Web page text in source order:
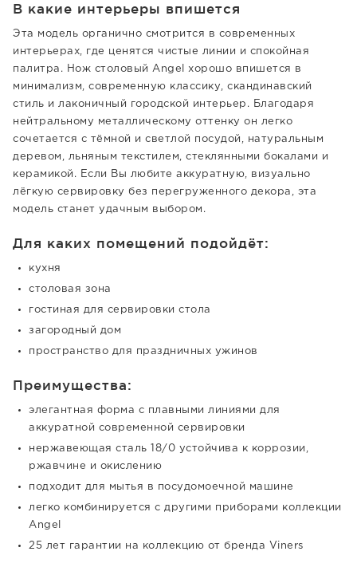
В какие интерьеры впишется
Эта модель органично смотрится в современных
интерьерах, где ценятся чистые линии и спокойная
палитра. Нож столовый Angel хорошо впишется в
минимализм, современную классику, скандинавский
стиль и лаконичный городской интерьер. Благодаря
нейтральному металлическому оттенку он легко
сочетается с тёмной и светлой посудой, натуральным
деревом, льняным текстилем, стеклянными бокалами и
керамикой. Если Вы любите аккуратную, визуально
лёгкую сервировку без перегруженного декора, эта
модель станет удачным выбором.
Для каких помещений подойдёт:
кухня
столовая зона
гостиная для сервировки стола
загородный дом
пространство для праздничных ужинов
Преимущества:
элегантная форма с плавными линиями для
аккуратной современной сервировки
нержавеющая сталь 18/0 устойчива к коррозии,
ржавчине и окислению
подходит для мытья в посудомоечной машине
легко комбинируется с другими приборами коллекции
Angel
25 лет гарантии на коллекцию от бренда Viners